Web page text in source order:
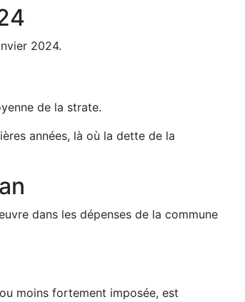
2024.
de la strate.
années, là où la dette de la
dans les dépenses de la commune
moins fortement imposée, est